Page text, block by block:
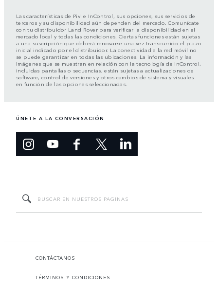
Las características de Pivi e InControl, sus opciones, sus servicios de
terceros y su disponibilidad aún dependen del mercado. Comunícate
con tu distribuidor Land Rover para verificar la disponibilidad en el
mercado local y todas las condiciones. Ciertas funciones están sujetas
a una suscripción que deberá renovarse una vez transcurrido el plazo
inicial indicado por el distribuidor. La conectividad a la red móvil no
se puede garantizar en todas las ubicaciones. La información y las
imágenes que se muestran en relación con la tecnología de InControl,
incluidas pantallas o secuencias, están sujetas a actualizaciones de
software, control de versiones y otros cambios de sistema y visuales
en función de las opciones seleccionadas.
ÚNETE A LA CONVERSACIÓN
CONTÁCTANOS
TÉRMINOS Y CONDICIONES